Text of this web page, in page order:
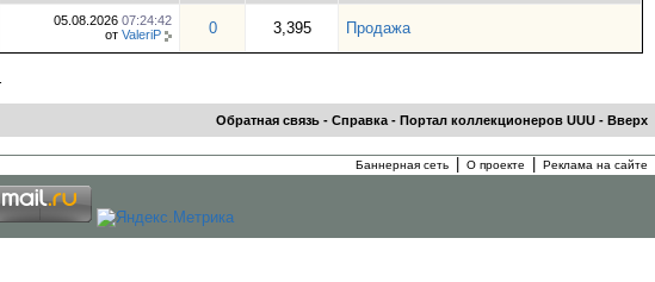
05.08.2026 07:24:42
от ValeriP 0 3,395 Продажа
Обратная связь - Справка - Портал коллекционеров UUU - Вверх
Баннерная сеть О проекте Реклама на сайте